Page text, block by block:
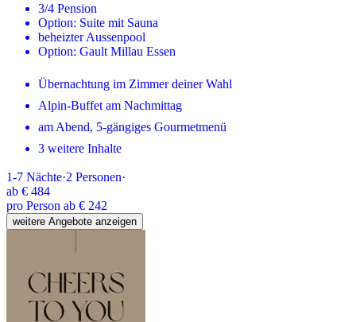
3/4 Pension
Option: Suite mit Sauna
beheizter Aussenpool
Option: Gault Millau Essen
Übernachtung im Zimmer deiner Wahl
Alpin-Buffet am Nachmittag
am Abend, 5-gängiges Gourmetmenü
3 weitere Inhalte
1-7 Nächte·2 Personen·
ab € 484
pro Person ab € 242
weitere Angebote anzeigen